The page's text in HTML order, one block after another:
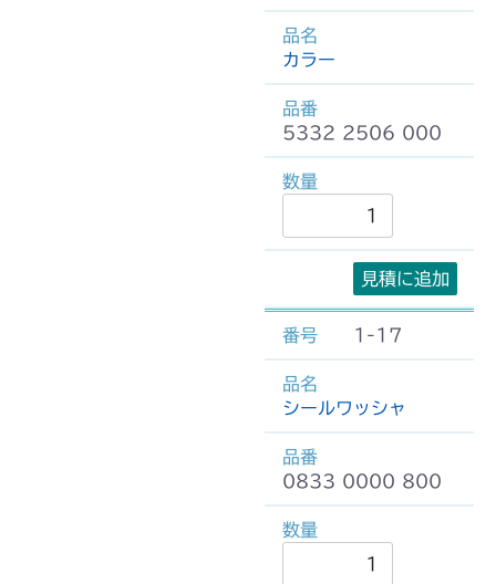
カラー
5332 2506 000
見積に追加
1-17
シールワッシャ
0833 0000 800